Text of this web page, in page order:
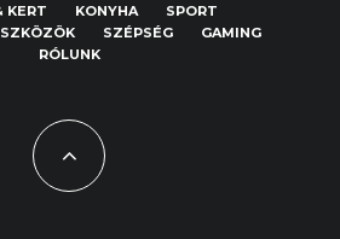
KERT
KONYHA
SPORT
SZÉPSÉG
GAMING
RÓLUNK